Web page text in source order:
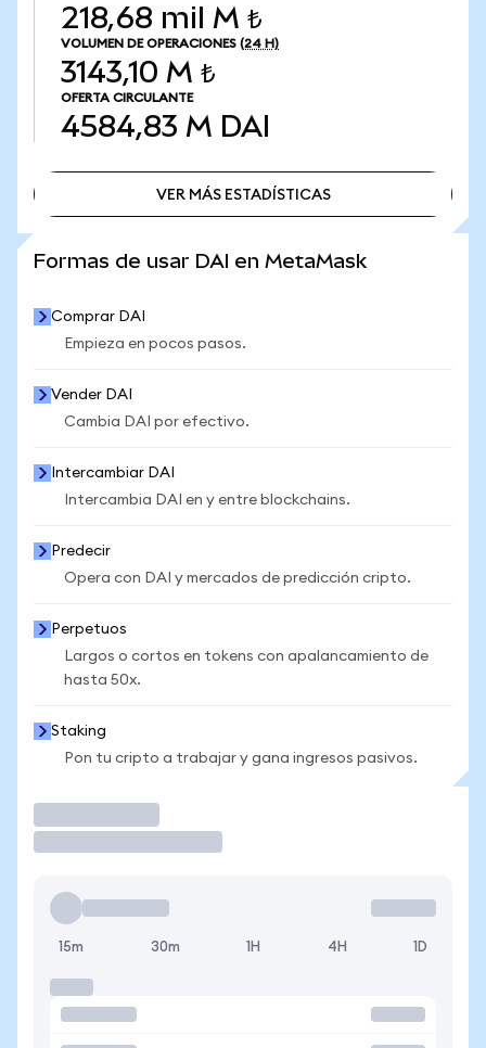
218,68 mil M ₺
VOLUMEN DE OPERACIONES (24 H)
3143,10 M ₺
OFERTA CIRCULANTE
4584,83 M DAI
VER MÁS ESTADÍSTICAS
Formas de usar DAI en MetaMask
Comprar DAI
Empieza en pocos pasos.
Vender DAI
Cambia DAI por efectivo.
Intercambiar DAI
Intercambia DAI en y entre blockchains.
Predecir
Opera con DAI y mercados de predicción cripto.
Perpetuos
Largos o cortos en tokens con apalancamiento de
hasta 50x.
Staking
Pon tu cripto a trabajar y gana ingresos pasivos.
15m 30m 1H 4H 1D